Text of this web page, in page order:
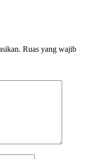
Ruas yang wajib